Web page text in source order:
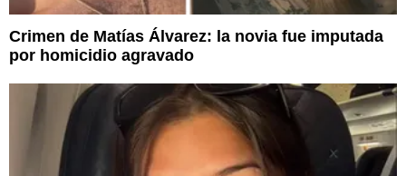
Crimen de Matías Álvarez: la novia fue imputada
por homicidio agravado